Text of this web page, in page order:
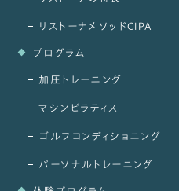
リストーナメソッドCIPA
プログラム
加圧トレーニング
マシンピラティス
ゴルフコンディショニング
パーソナルトレーニング